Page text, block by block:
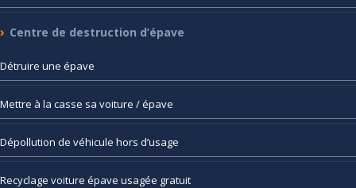
Centre de destruction d’épave
Détruire une épave
Mettre à la casse sa voiture / épave
Dépollution de véhicule hors d’usage
Recyclage voiture épave usagée gratuit